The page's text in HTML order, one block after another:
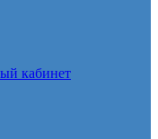
кабинет